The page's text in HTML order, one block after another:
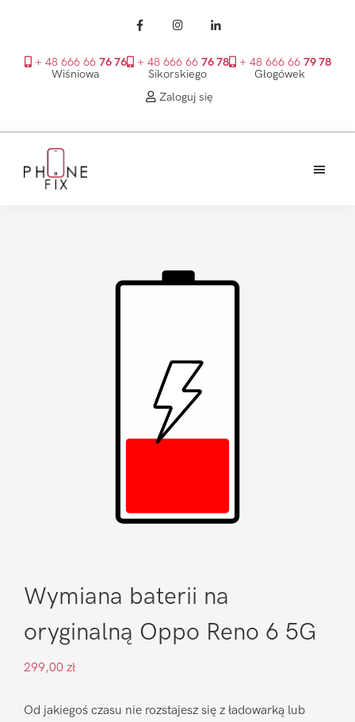
+ 48 666 66 76 76
Wiśniowa
+ 48 666 66 76 78
Sikorskiego
+ 48 666 66 79 78
Głogówek
Zaloguj się
głównego
Wymiana baterii na
oryginalną Oppo Reno 6 5G
299,00 zł
Od jakiegoś czasu nie rozstajesz się z ładowarką lub